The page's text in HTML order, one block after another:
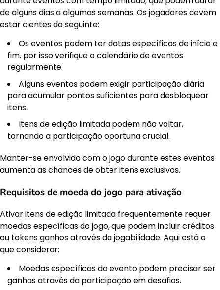
de alguns dias a algumas semanas. Os jogadores devem
estar cientes do seguinte:
Os eventos podem ter datas específicas de início e
fim, por isso verifique o calendário de eventos
regularmente.
Alguns eventos podem exigir participação diária
para acumular pontos suficientes para desbloquear
itens.
Itens de edição limitada podem não voltar,
tornando a participação oportuna crucial.
Manter-se envolvido com o jogo durante estes eventos
aumenta as chances de obter itens exclusivos.
Requisitos de moeda do jogo para ativação
Ativar itens de edição limitada frequentemente requer
moedas específicas do jogo, que podem incluir créditos
ou tokens ganhos através da jogabilidade. Aqui está o
que considerar:
Moedas específicas do evento podem precisar ser
ganhas através da participação em desafios.